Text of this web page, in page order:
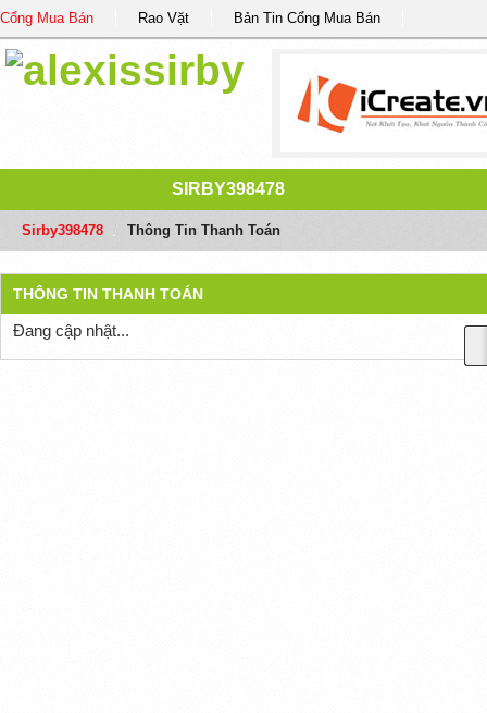
Cổng Mua Bán Rao Vặt Bản Tin Cổng Mua Bán
SIRBY398478
Sirby398478 Thông Tin Thanh Toán
THÔNG TIN THANH TOÁN
Đang cập nhật...